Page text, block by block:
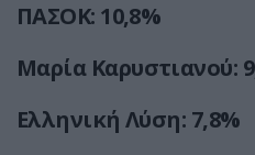
ΠΑΣΟΚ: 10,8%
Μαρία Καρυστιανού:
Ελληνική Λύση: 7,8%